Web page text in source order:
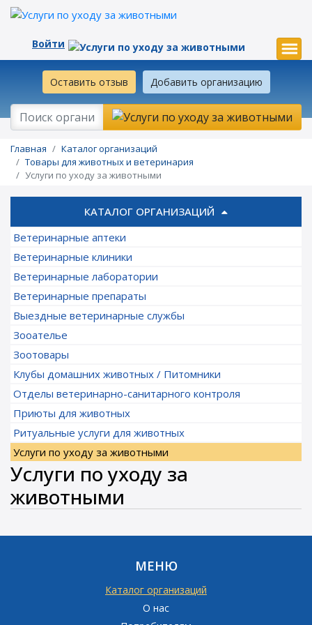
Войти
Оставить отзыв Добавить организацию
Главная
Каталог организаций
Товары для животных и ветеринария
Услуги по уходу за животными
КАТАЛОГ ОРГАНИЗАЦИЙ
Ветеринарные аптеки
Ветеринарные клиники
Ветеринарные лаборатории
Ветеринарные препараты
Выездные ветеринарные службы
Зооателье
Зоотовары
Клубы домашних животных / Питомники
Отделы ветеринарно-санитарного контроля
Приюты для животных
Ритуальные услуги для животных
Услуги по уходу за животными
Услуги по уходу за
животными
МЕНЮ
Каталог организаций
О нас